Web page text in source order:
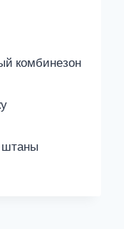
комбинезон
штаны